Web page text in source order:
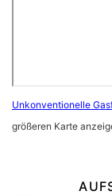
Unkonventionelle
größeren Karte